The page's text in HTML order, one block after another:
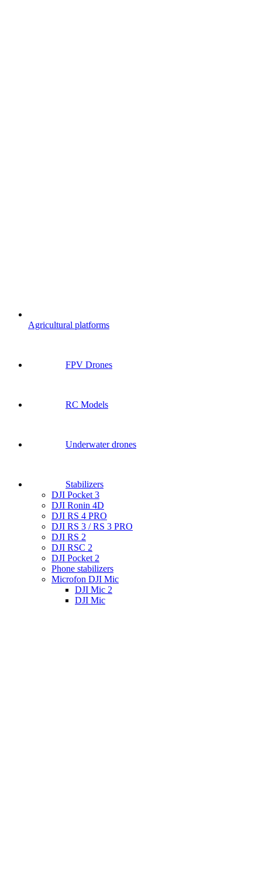
Agricultural platforms
FPV Drones
RC Models
Underwater drones
Stabilizers
DJI Pocket 3
DJI Ronin 4D
DJI RS 4 PRO
DJI RS 3 / RS 3 PRO
DJI RS 2
DJI RSC 2
DJI Pocket 2
Phone stabilizers
Microfon DJI Mic
DJI Mic 2
DJI Mic